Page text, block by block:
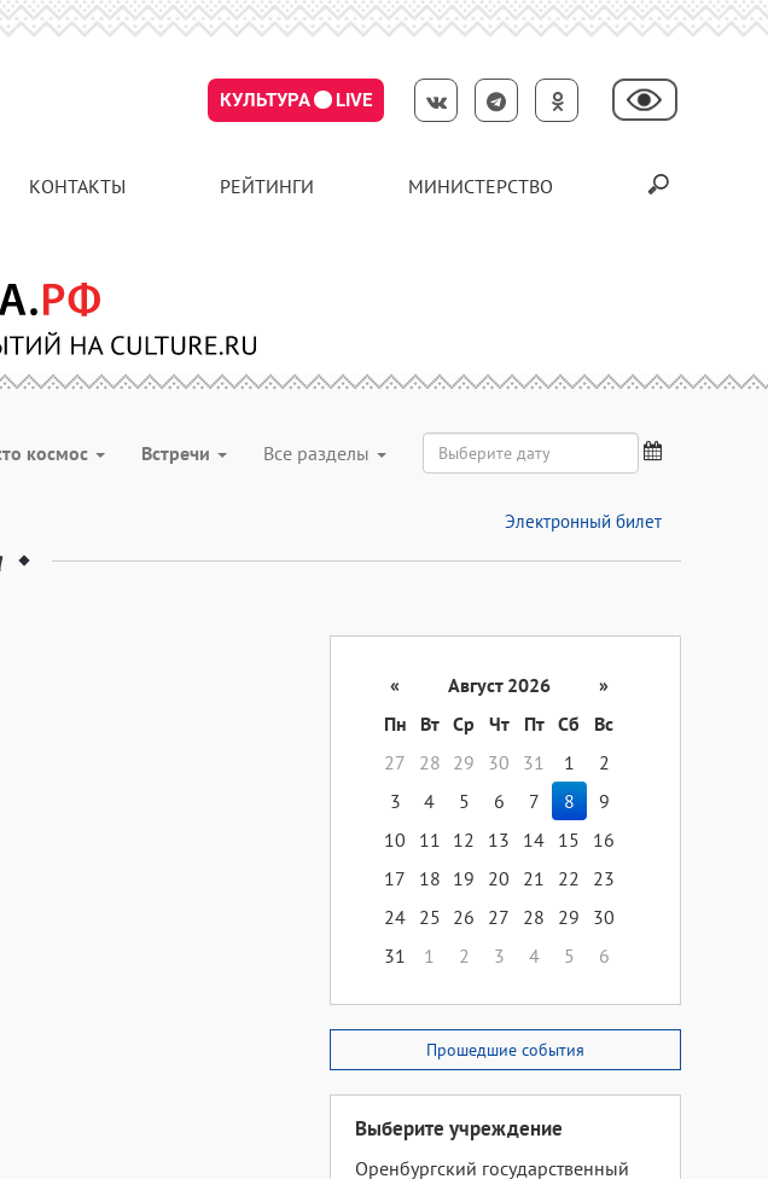
КУЛЬТУРА LIVE
КОНТАКТЫ РЕЙТИНГИ МИНИСТЕРСТВО
космос Встречи Все разделы
Электронный билет
« Август 2026
»
Пн
Вт Ср Чт Пт Сб
Вс
27
28 29 30 31 1
2
3
4 5 6 7 8
9
10
11 12 13 14 15
16
17
18 19 20 21 22
23
24 25 26 27 28 29
30
31
1 2 3 4 5 6
Прошедшие события
Выберите учреждение
Оренбургский государственный